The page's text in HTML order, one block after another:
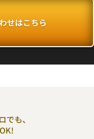
せはこちら
でも、